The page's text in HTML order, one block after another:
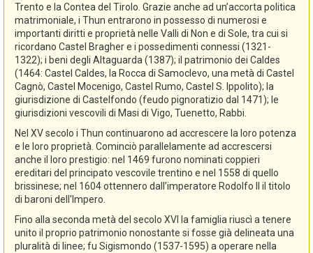
Trento e la Contea del Tirolo. Grazie anche ad un’accorta politica
matrimoniale, i Thun entrarono in possesso di numerosi e
importanti diritti e proprietà nelle Valli di Non e di Sole, tra cui si
ricordano Castel Bragher e i possedimenti connessi (1321-
1322); i beni degli Altaguarda (1387); il patrimonio dei Caldes
(1464: Castel Caldes, la Rocca di Samoclevo, una metà di Castel
Cagnò, Castel Mocenigo, Castel Rumo, Castel S. Ippolito); la
giurisdizione di Castelfondo (feudo pignoratizio dal 1471); le
giurisdizioni vescovili di Masi di Vigo, Tuenetto, Rabbi.
Nel XV secolo i Thun continuarono ad accrescere la loro potenza
e le loro proprietà. Cominciò parallelamente ad accrescersi
anche il loro prestigio: nel 1469 furono nominati coppieri
ereditari del principato vescovile trentino e nel 1558 di quello
brissinese; nel 1604 ottennero dall’imperatore Rodolfo II il titolo
di baroni dell'Impero.
Fino alla seconda metà del secolo XVI la famiglia riuscì a tenere
unito il proprio patrimonio nonostante si fosse già delineata una
pluralità di linee; fu Sigismondo (1537-1595) a operare nella